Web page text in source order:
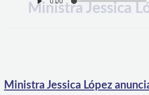
Ministra Jessica
Ministra Jessica López